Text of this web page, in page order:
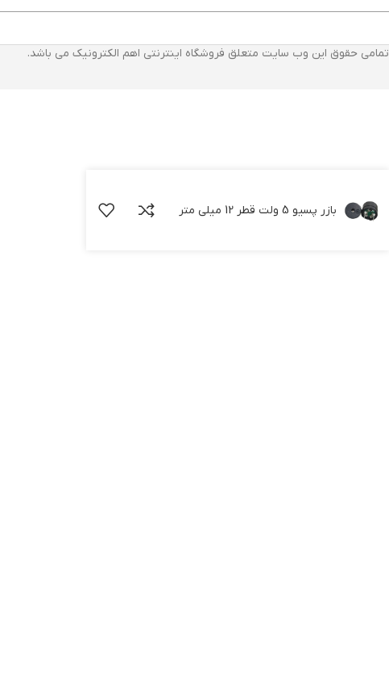
تمامی حقوق این وب سایت متعلق فروشگاه اینترنتی اهم الکترونیک می باشد.
بازر پسیو 5 ولت قطر 12 میلی متر